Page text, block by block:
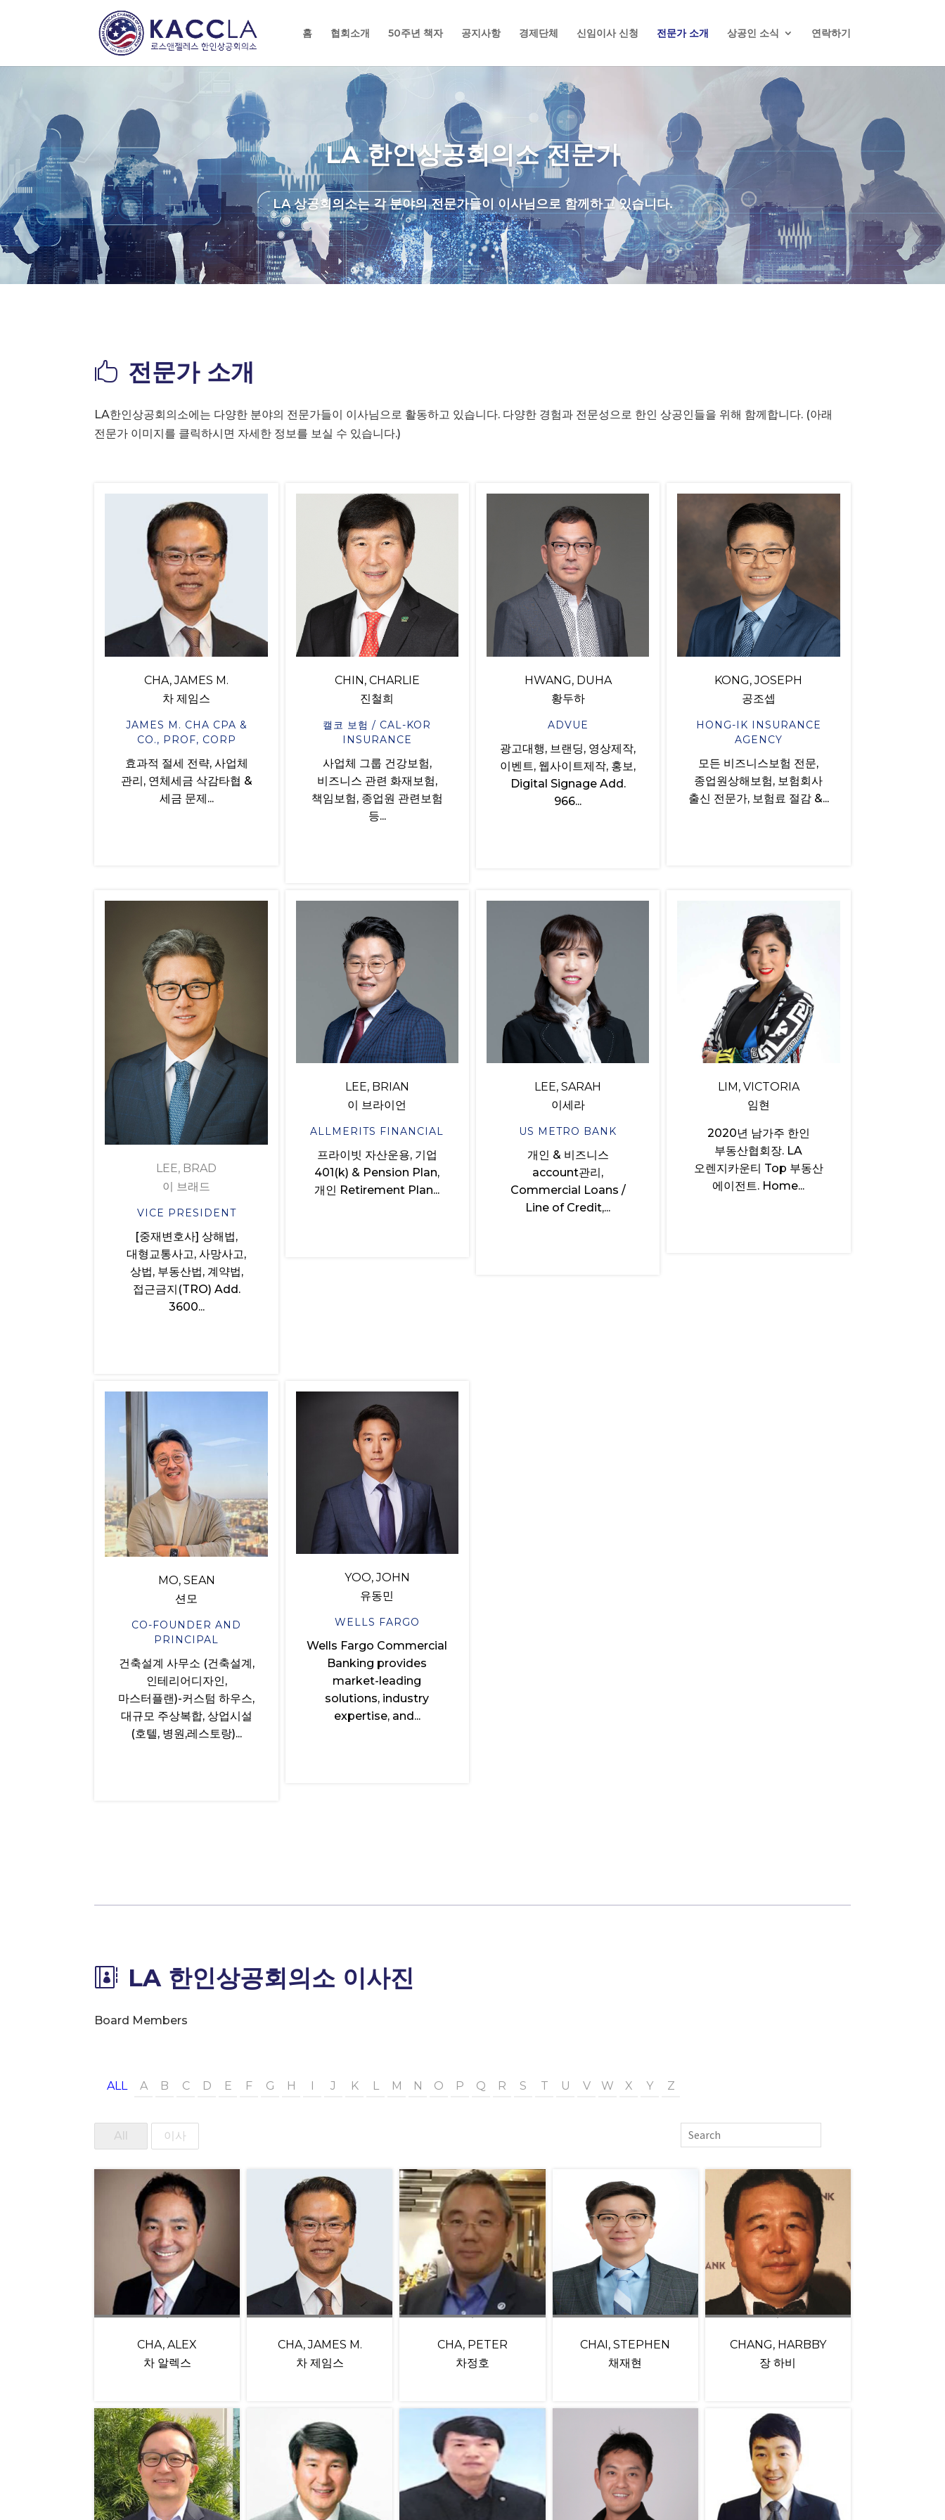
홈 협회소개 50주년 책자 공지사항 경제단체 신임이사 신청 전문가 소개 상공인 소식 연락하기
LA 한인상공회의소 전문가
LA 상공회의소는 각 분야의 전문가들이 이사님으로 함께하고 있습니다.
 전문가 소개
LA한인상공회의소에는 다양한 분야의 전문가들이 이사님으로 활동하고 있습니다. 다양한 경험과 전문성으로 한인 상공인들을 위해 함께합니다. (아래
전문가 이미지를 클릭하시면 자세한 정보를 보실 수 있습니다.)
CHA, JAMES M.
차 제임스
JAMES M. CHA CPA &
CO., PROF, CORP
효과적 절세 전략, 사업체
관리, 연체세금 삭감타협 &
세금 문제...
CHIN, CHARLIE
진철희
캘코 보험 / CAL-KOR
INSURANCE
사업체 그룹 건강보험,
비즈니스 관련 화재보험,
책임보험, 종업원 관련보험
등...
HWANG, DUHA
황두하
ADVUE
광고대행, 브랜딩, 영상제작,
이벤트, 웹사이트제작, 홍보,
Digital Signage Add.
966...
KONG, JOSEPH
공조셉
HONG-IK INSURANCE
AGENCY
모든 비즈니스보험 전문,
종업원상해보험, 보험회사
출신 전문가, 보험료 절감 &...
LEE, BRAD
이 브래드
VICE PRESIDENT
[중재변호사] 상해법,
대형교통사고, 사망사고,
상법, 부동산법, 계약법,
접근금지(TRO) Add.
3600...
LEE, BRIAN
이 브라이언
ALLMERITS FINANCIAL
프라이빗 자산운용, 기업
401(k) & Pension Plan,
개인 Retirement Plan...
LEE, SARAH
이세라
US METRO BANK
개인 & 비즈니스
account관리,
Commercial Loans /
Line of Credit,...
LIM, VICTORIA
임현
2020년 남가주 한인
부동산협회장. LA
오렌지카운티 Top 부동산
에이전트. Home...
MO, SEAN
션모
CO-FOUNDER AND
PRINCIPAL
건축설계 사무소 (건축설계,
인테리어디자인,
마스터플랜)-커스텀 하우스,
대규모 주상복합, 상업시설
(호텔, 병원,레스토랑)...
YOO, JOHN
유동민
WELLS FARGO
Wells Fargo Commercial
Banking provides
market-leading
solutions, industry
expertise, and...
 LA 한인상공회의소 이사진
Board Members
ALL A B C D E F G H I J K L M N O P Q R S T U V W X Y Z
All 이사
CHA, ALEX
차 알렉스
CHA, JAMES M.
차 제임스
CHA, PETER
차정호
CHAI, STEPHEN
채재현
CHANG, HARBBY
장 하비